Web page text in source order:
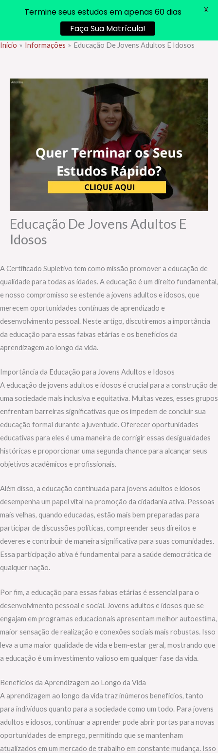
Ir
conteúdo
Início Informações Educação De Jovens Adultos E Idosos
Educação De Jovens Adultos E
Idosos
A Certificado Supletivo tem como missão promover a educação de
qualidade para todas as idades. A educação é um direito fundamental,
e nosso compromisso se estende a jovens adultos e idosos, que
merecem oportunidades contínuas de aprendizado e
desenvolvimento pessoal. Neste artigo, discutiremos a importância
da educação para essas faixas etárias e os benefícios da
aprendizagem ao longo da vida.
Importância da Educação para Jovens Adultos e Idosos
A educação de jovens adultos e idosos é crucial para a construção de
uma sociedade mais inclusiva e equitativa. Muitas vezes, esses grupos
enfrentam barreiras significativas que os impedem de concluir sua
educação formal durante a juventude. Oferecer oportunidades
educativas para eles é uma maneira de corrigir essas desigualdades
históricas e proporcionar uma segunda chance para alcançar seus
objetivos acadêmicos e profissionais.
Além disso, a educação continuada para jovens adultos e idosos
desempenha um papel vital na promoção da cidadania ativa. Pessoas
mais velhas, quando educadas, estão mais bem preparadas para
participar de discussões políticas, compreender seus direitos e
deveres e contribuir de maneira significativa para suas comunidades.
Essa participação ativa é fundamental para a saúde democrática de
qualquer nação.
Por fim, a educação para essas faixas etárias é essencial para o
desenvolvimento pessoal e social. Jovens adultos e idosos que se
engajam em programas educacionais apresentam melhor autoestima,
maior sensação de realização e conexões sociais mais robustas. Isso
leva a uma maior qualidade de vida e bem-estar geral, mostrando que
a educação é um investimento valioso em qualquer fase da vida.
Benefícios da Aprendizagem ao Longo da Vida
A aprendizagem ao longo da vida traz inúmeros benefícios, tanto
para indivíduos quanto para a sociedade como um todo. Para jovens
adultos e idosos, continuar a aprender pode abrir portas para novas
oportunidades de emprego, permitindo que se mantenham
atualizados em um mercado de trabalho em constante mudança. Isso
Termine seus estudos em apenas 60 dias
Faça Sua Matrícula!
X